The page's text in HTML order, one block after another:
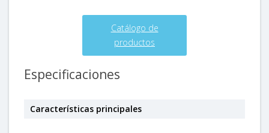
Catálogo de
productos
Especificaciones
Características principales